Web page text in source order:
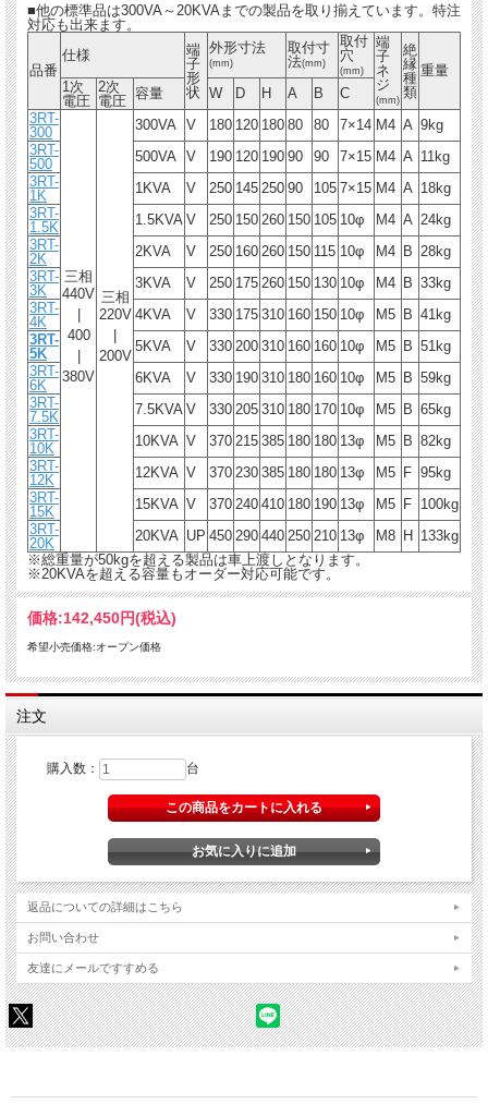
■他の標準品は300VA～20KVAまでの製品を取り揃えています。特注
対応も出来ます。
品番
仕様
端
子
形
状
外形寸法
(mm)
取付寸
法(mm)
取付
穴
(mm)
端
子
ネ
ジ
(mm)
絶
縁
種
類
重量
1次
電圧
2次
電圧 容量 W D H A B
C
3RT-
300
三相
440V
400
380V
三相
220V
200V
300VA V 180 120 180 80 80 7×14 M4 A 9kg
3RT-
500
500VA V 190 120 190 90 90 7×15 M4 A 11kg
3RT-
1K
1KVA V 250 145 250 90 105 7×15 M4 A 18kg
3RT-
1.5K
1.5KVA V 250 150 260 150 105 10φ M4 A 24kg
3RT-
2K
2KVA V 250 160 260 150 115 10φ M4 B 28kg
3RT-
3K
3KVA V 250 175 260 150 130 10φ M4 B 33kg
3RT-
4K
4KVA V 330 175 310 160 150 10φ M5 B 41kg
3RT-
5K
5KVA V 330 200 310 160 160 10φ M5 B 51kg
3RT-
6K
6KVA V 330 190 310 180 160 10φ M5 B 59kg
3RT-
7.5K
7.5KVA V 330 205 310 180 170 10φ M5 B 65kg
3RT-
10K
10KVA V 370 215 385 180 180 13φ M5 B 82kg
3RT-
12K
12KVA V 370 230 385 180 180 13φ M5 F 95kg
3RT-
15K
15KVA V 370 240 410 180 190 13φ M5 F 100kg
3RT-
20K
20KVA UP 450 290 440 250 210 13φ M8 H
133kg
※総重量が50kgを超える製品は車上渡しとなります。
※20KVAを超える容量もオーダー対応可能です。
価格:142,450円(税込)
希望小売価格:オープン価格
注文
購入数： 台
返品についての詳細はこちら
お問い合わせ
友達にメールですすめる